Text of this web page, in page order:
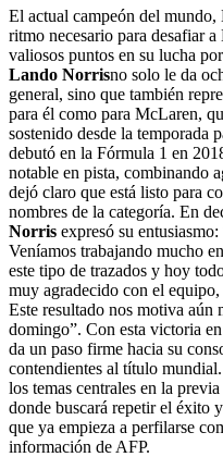
El actual campeón del
ritmo necesario para desafiar
valiosos puntos en su lucha
Lando Norrisno solo le da
general, sino que también
para él como para McLaren,
sostenido desde la temporada
debutó en la Fórmula 1 en
notable en pista, combinando
dejó claro que está listo para
nombres de la categoría. En
Norris expresó su
Veníamos trabajando mucho
este tipo de trazados y hoy
muy agradecido con el
Este resultado nos motiva aún
domingo”. Con esta victoria
da un paso firme hacia su
contendientes al título
los temas centrales en la
donde buscará repetir el éxito
que ya empieza a perfilarse
información de AFP.